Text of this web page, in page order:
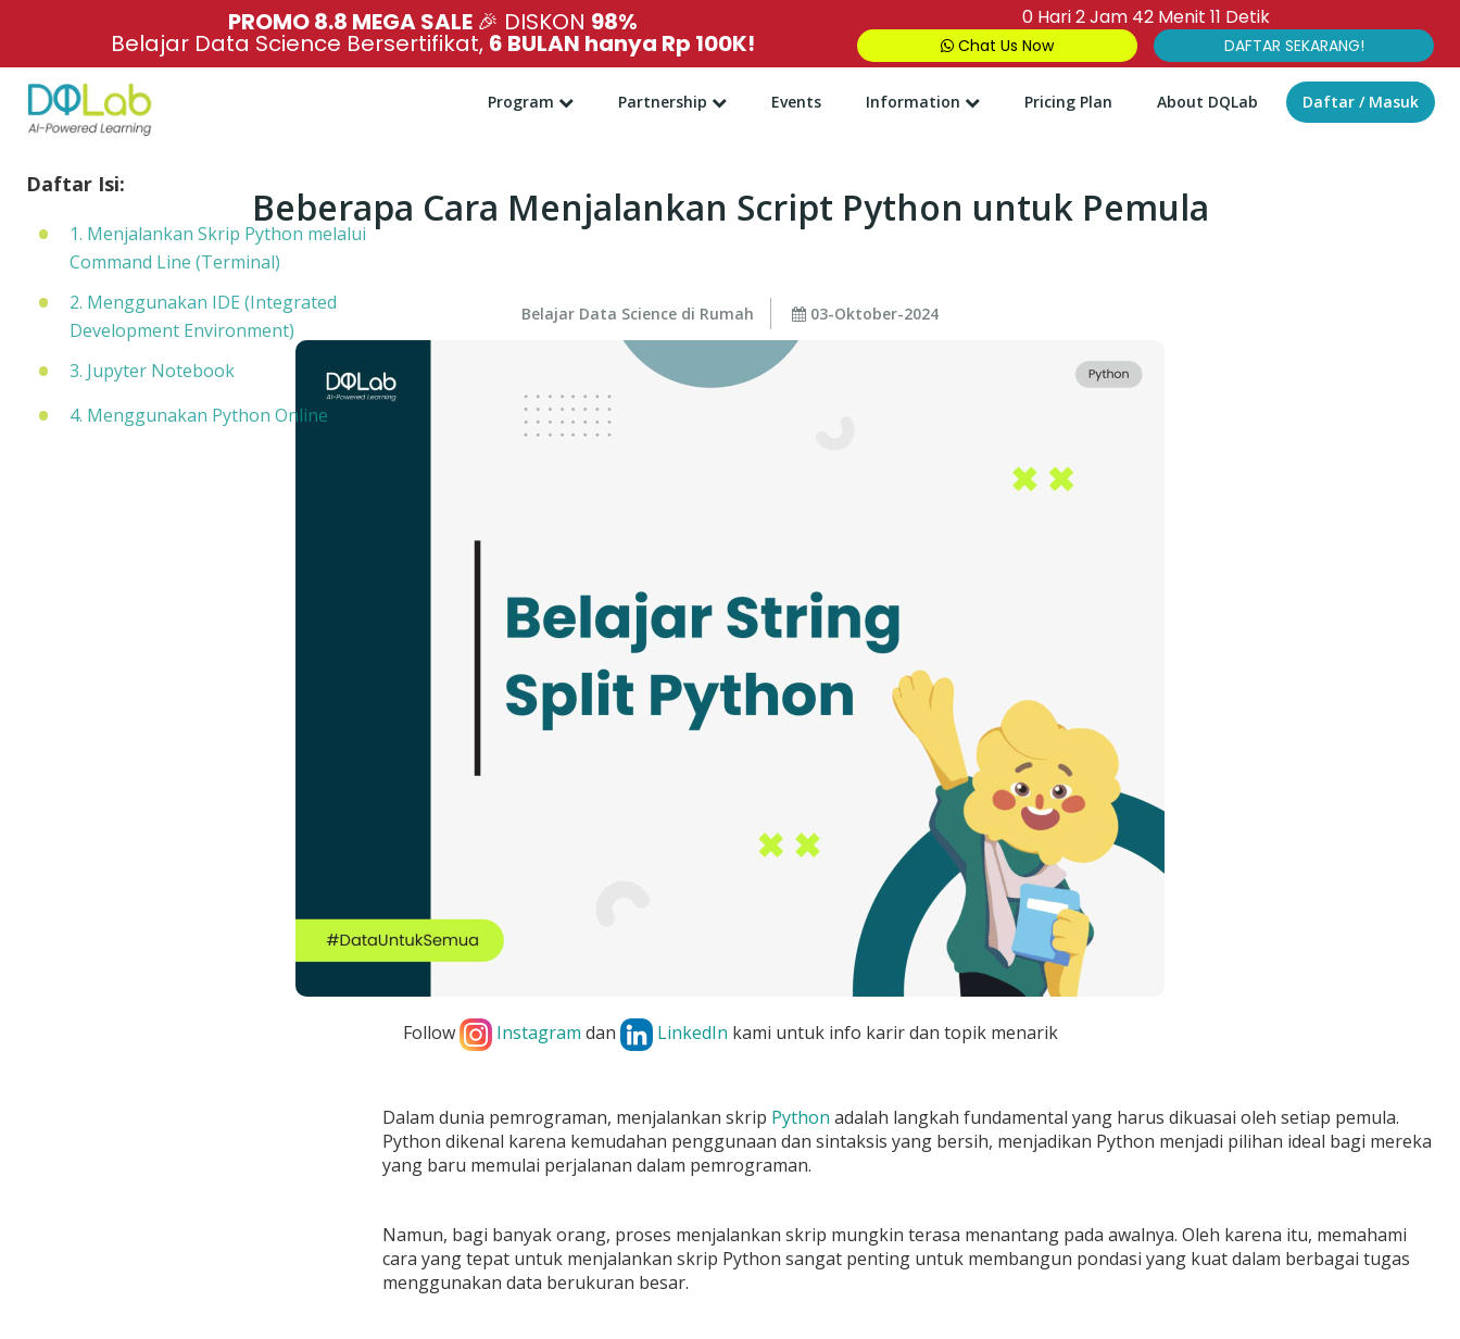
PROMO 8.8 MEGA SALE 🎉 DISKON 98%
Belajar Data Science Bersertifikat, 6 BULAN hanya Rp 100K!
0Hari2Jam 42Menit 10 Detik
Chat Us Now DAFTAR SEKARANG!
Program Partnership Events Information Pricing Plan About DQLab Daftar / Masuk
Beberapa Cara Menjalankan Script Python untuk Pemula
Belajar Data Science di Rumah 03-Oktober-2024
Follow Instagram dan LinkedIn kami untuk info karir dan topik menarik
Daftar Isi:
1. Menjalankan Skrip Python melalui
Command Line (Terminal)
2. Menggunakan IDE (Integrated
Development Environment)
3. Jupyter Notebook
4. Menggunakan Python Online
Dalam dunia pemrograman, menjalankan skrip Python adalah langkah fundamental yang harus dikuasai oleh setiap pemula.
Python dikenal karena kemudahan penggunaan dan sintaksis yang bersih, menjadikan Python menjadi pilihan ideal bagi mereka
yang baru memulai perjalanan dalam pemrograman.
Namun, bagi banyak orang, proses menjalankan skrip mungkin terasa menantang pada awalnya. Oleh karena itu, memahami
cara yang tepat untuk menjalankan skrip Python sangat penting untuk membangun pondasi yang kuat dalam berbagai tugas
menggunakan data berukuran besar.